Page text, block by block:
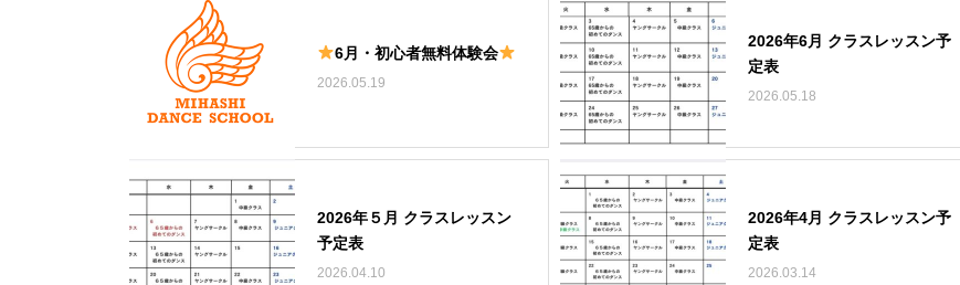
6月・初心者無料体験会
2026.05.19
2026年6月 クラスレッスン予
定表
2026.05.18
2026年５月 クラスレッスン
予定表
2026.04.10
2026年4月 クラスレッスン予
定表
2026.03.14